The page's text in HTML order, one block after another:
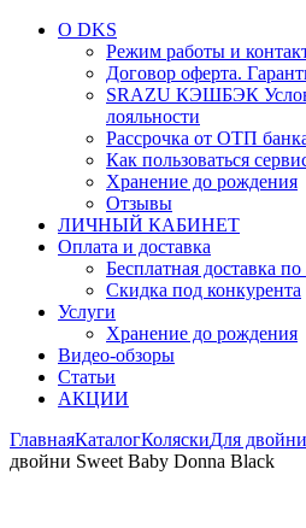
О DKS
Режим работы и
Договор оферта.
SRAZU КЭШБЭК
лояльности
Рассрочка от ОТП
Как пользоваться
Хранение до рождения
Отзывы
ЛИЧНЫЙ КАБИНЕТ
Оплата и доставка
Бесплатная доставка
Скидка под конкурента
Услуги
Хранение до рождения
Видео-обзоры
Статьи
АКЦИИ
ГлавнаяКаталогКоляскиДля
двойни Sweet Baby Donna Black